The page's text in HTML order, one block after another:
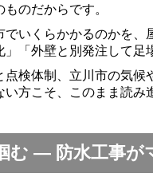
のだからです。
いくらかかるのかを
「外壁と別発注して
検体制、立川市の気
方こそ、このまま読み
む ― 防水工事が